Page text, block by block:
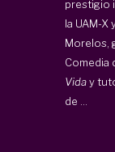
prestigio
la UAM-
Morelos,
Comedia
Viday
de ...